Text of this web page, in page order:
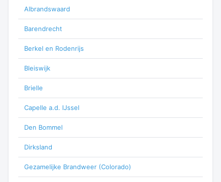
Albrandswaard
Barendrecht
Berkel en Rodenrijs
Bleiswijk
Brielle
Capelle a.d. IJssel
Den Bommel
Dirksland
Gezamelijke Brandweer (Colorado)